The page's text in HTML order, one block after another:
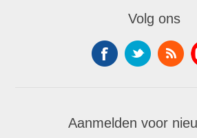
Volg ons
Aanmelden voor